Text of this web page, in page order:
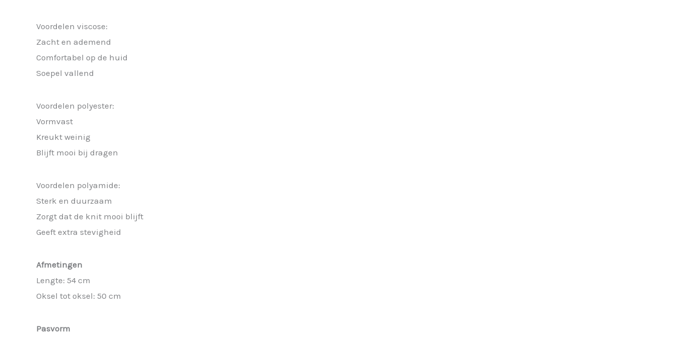
Voordelen viscose:
Zacht en ademend
Comfortabel op de huid
Soepel vallend
Voordelen polyester:
Vormvast
Kreukt weinig
Blijft mooi bij dragen
Voordelen polyamide:
Sterk en duurzaam
Zorgt dat de knit mooi blijft
Geeft extra stevigheid
Afmetingen
Lengte: 54 cm
Oksel tot oksel: 50 cm
Pasvorm